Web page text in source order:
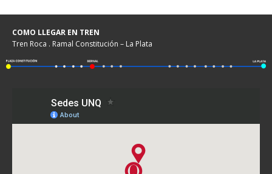
COMO LLEGAR EN TREN
Tren Roca . Ramal Constitución – La Plata